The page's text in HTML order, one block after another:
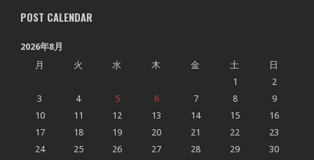
POST CALENDAR
2026年8月
月
火 水 木 金 土
日
1
2
3
4 5 6 7 8
9
10
11 12 13 14 15
16
17
18 19 20 21 22
23
24
25 26 27 28 29
30